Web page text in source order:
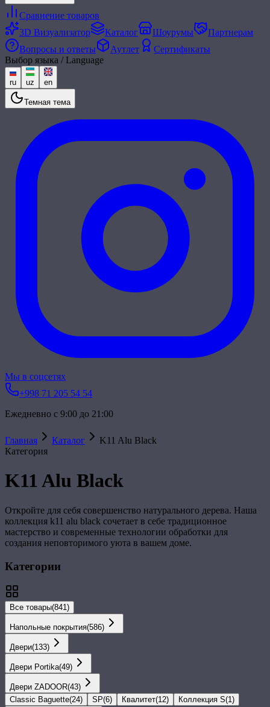
Сравнение товаров
3D Визуализатор
Каталог Шоурумы
Партнерам
Вопросы и ответы
Аутлет
Сертификаты
Выбор языка / Language
ru uz en
Темная тема
Мы в соцсетях
+998 71 205 54 54
Ежедневно с 9:00 до 21:00
Главная Каталог
K11 Alu Black
Категория
K11 Alu Black
Откройте для себя совершенство натурального дерева. Наша
коллекция k11 alu black сочетает в себе традиционное
мастерство и современные технологии обработки для
создания неповторимого уюта в вашем доме.
Категории
Все товары(841)
Напольные покрытия(586)
Двери(133)
Двери Portika(49)
Двери ZADOOR(43)
Classic Baguette(24) SP(6) Квалитет(12) Коллекция S(1)